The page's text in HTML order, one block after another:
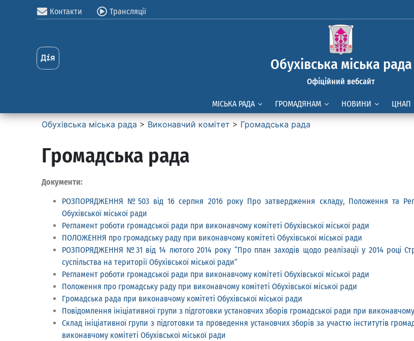
Контакти Трансляції
Обухівська міська рада
Офіційний вебсайт
МІСЬКА РАДА ГРОМАДЯНАМ НОВИНИ ЦНАП
Обухівська міська рада > Виконавчий комітет > Громадська рада
Громадська рада
Документи:
РОЗПОРЯДЖЕННЯ №503 від 16 серпня 2016 року Про затвердження складу, Положення та
Обухівської міської ради
Регламент роботи громадської ради при виконавчому комітеті Обухівської міської ради
ПОЛОЖЕННЯ про громадську раду при виконавчому комітеті Обухівської міської ради
РОЗПОРЯДЖЕННЯ №31 від 14 лютого 2014 року “Про план заходів щодо реалізації у 2014 році
суспільства на території Обухівської міської ради”
Регламент роботи громадської ради при виконавчому комітеті Обухівської міської ради
Положення про громадську раду при виконавчому комітеті Обухівської міської ради
Громадська рада при виконавчому комітеті Обухівської міської ради
Повідомлення ініціативної групи з підготовки установчих зборів громадської ради при виконавчому
Склад ініціативної групи з підготовки та проведення установчих зборів за участю інститутів
виконавчому комітеті Обухівської міської ради